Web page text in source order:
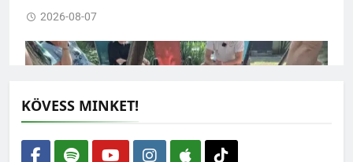
2026-08-07
Zöld Hang podcast: Szolidáris Közösségek
KÖVESS MINKET!